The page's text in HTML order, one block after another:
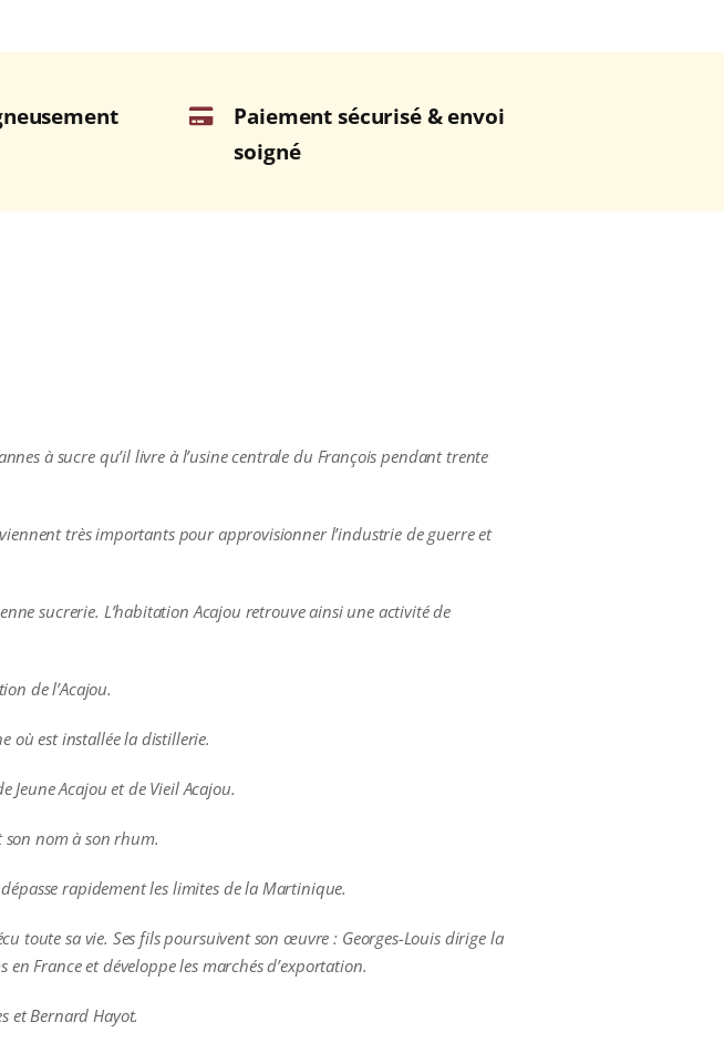
Paiement sécurisé & envoi
soigné
à sucre qu’il livre à l’usine centrale du François pendant trente
très importants pour approvisionner l’industrie de guerre et
sucrerie. L’habitation Acajou retrouve ainsi une activité de
de l’Acajou.
où est installée la distillerie.
Acajou et de Vieil Acajou.
son nom à son rhum.
rapidement les limites de la Martinique.
toute sa vie. Ses fils poursuivent son œuvre : Georges-Louis dirige la
en France et développe les marchés d’exportation.
et Bernard Hayot.